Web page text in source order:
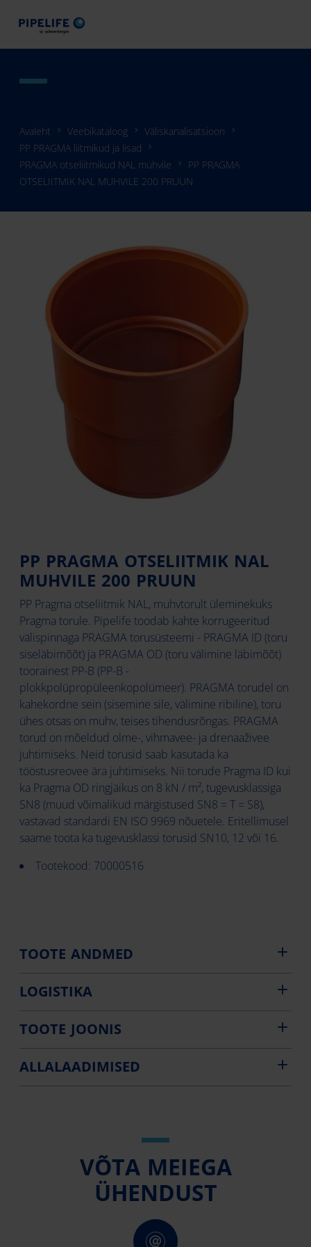
Avaleht Veebikataloog
Väliskanalisatsioon
PP PRAGMA liitmikud ja lisad
PRAGMA otseliitmikud NAL muhvile
PP PRAGMA
OTSELIITMIK NAL MUHVILE 200 PRUUN
PP PRAGMA OTSELIITMIK NAL
MUHVILE 200 PRUUN
PP Pragma otseliitmik NAL, muhvtorult üleminekuks
Pragma torule. Pipelife toodab kahte korrugeeritud
välispinnaga PRAGMA torusüsteemi - PRAGMA ID (toru
siseläbimõõt) ja PRAGMA OD (toru välimine läbimõõt)
toorainest PP-B (PP-B -
plokkpolüpropüleenkopolümeer). PRAGMA torudel on
kahekordne sein (sisemine sile, välimine ribiline), toru
ühes otsas on muhv, teises tihendusrõngas. PRAGMA
torud on mõeldud olme-, vihmavee- ja drenaaživee
juhtimiseks. Neid torusid saab kasutada ka
tööstusreovee ära juhtimiseks. Nii torude Pragma ID kui
ka Pragma OD ringjäikus on 8 kN / m², tugevusklassiga
SN8 (muud võimalikud märgistused SN8 = T = S8),
vastavad standardi EN ISO 9969 nõuetele. Eritellimusel
saame toota ka tugevusklassi torusid SN10, 12 või 16.
Tootekood: 70000516
TOOTE ANDMED
LOGISTIKA
TOOTE JOONIS
ALLALAADIMISED
VÕTA MEIEGA
ÜHENDUST